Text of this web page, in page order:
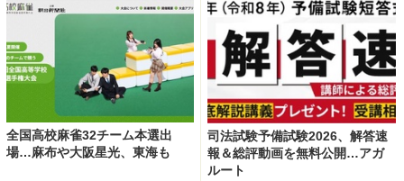
全国高校麻雀32チーム本選出
場…麻布や大阪星光、東海も
司法試験予備試験2026、解答速
報＆総評動画を無料公開…アガ
ルート